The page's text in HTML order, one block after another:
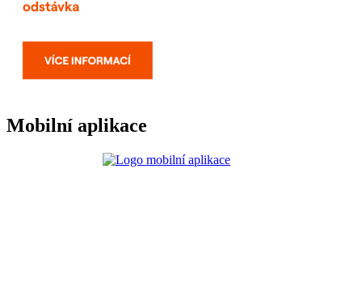
Mobilní aplikace